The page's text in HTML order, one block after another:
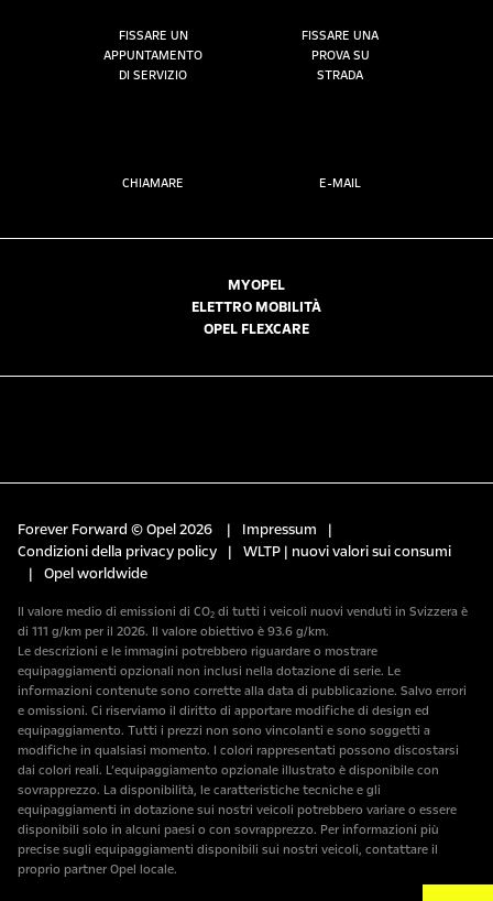
FISSARE UN
APPUNTAMENTO
DI SERVIZIO
FISSARE UNA
PROVA SU
STRADA
CHIAMARE E-MAIL
MYOPEL
ELETTRO MOBILITÀ
OPEL FLEXCARE
Forever Forward © Opel 2026 | Impressum
|
Condizioni della privacy policy
|
WLTP | nuovi valori sui consumi
|
Opel worldwide
Il valore medio di emissioni di CO₂ di tutti i veicoli nuovi venduti in Svizzera è
di 111 g/km per il 2026. Il valore obiettivo è 93.6 g/km.
Le descrizioni e le immagini potrebbero riguardare o mostrare
equipaggiamenti opzionali non inclusi nella dotazione di serie. Le
informazioni contenute sono corrette alla data di pubblicazione. Salvo errori
e omissioni. Ci riserviamo il diritto di apportare modifiche di design ed
equipaggiamento. Tutti i prezzi non sono vincolanti e sono soggetti a
modifiche in qualsiasi momento. I colori rappresentati possono discostarsi
dai colori reali. L’equipaggiamento opzionale illustrato è disponibile con
sovrapprezzo. La disponibilità, le caratteristiche tecniche e gli
equipaggiamenti in dotazione sui nostri veicoli potrebbero variare o essere
disponibili solo in alcuni paesi o con sovrapprezzo. Per informazioni più
precise sugli equipaggiamenti disponibili sui nostri veicoli, contattare il
proprio partner Opel locale.